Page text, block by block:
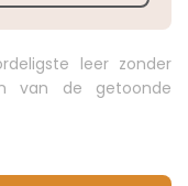
leer zonder
van de getoonde